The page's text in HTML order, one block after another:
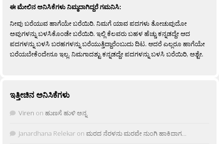
ಈ ಮೇಲಿನ ಅನಿಸಿಕೆಗಳು ನಿಮ್ಮದಾಗಿದ್ದರೆ ಗಮನಿಸಿ:
ನೀವು ಬರೆಯುವ ಹಾಗೆಯೇ ಬರೆಯಿರಿ. ನಿಮಗೆ ಯಾವ ಪದಗಳು ತೋಚುವುದೋ
ಅವುಗಳನ್ನು ಬಳಸಿಕೊಂಡೇ ಬರೆಯಿರಿ. ಇಲ್ಲಿ ಕೆಲವರು ಬಹಳ ಹೆಚ್ಚು ಕನ್ನಡದ್ದೇ ಆದ
ಪದಗಳನ್ನು ಬಳಸಿ ಬರಹಗಳನ್ನು ಬರೆಯುತ್ತಿದ್ದಾರೆಂಬುದು ದಿಟ. ಆದರೆ ಎಲ್ಲರೂ ಹಾಗೆಯೇ
ಬರೆಯಬೇಕೆಂದೇನೂ ಇಲ್ಲ. ನಿಮಗಾದಶ್ಟು ಕನ್ನಡದ್ದೇ ಪದಗಳನ್ನು ಬಳಸಿ ಬರೆಯಿರಿ, ಅಶ್ಟೇ.
ಇತ್ತೀಚಿನ ಅನಿಸಿಕೆಗಳು
Viren on ಹುಣಸೆ ಹುಳಿ ಅನ್ನ
Janardhana Relekar on ಮರದ ನೆರಳನು ಮರವೇ ನುಂಗಿ ಹಾಕಿದಾಗ…